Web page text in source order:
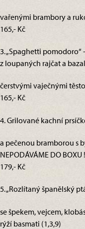
vařenými brambory a
165,- Kč
3. „Spaghetti
z loupaných rajčat a
čerstvými vaječnými
165,- Kč
4. Grilované kachní
a pečenou bramborou s
NEPODÁVÁME DO BOXU
179,- Kč
5. „Rozlítaný španělský
se špekem, vejcem,
rýží basmati (1,3,9)